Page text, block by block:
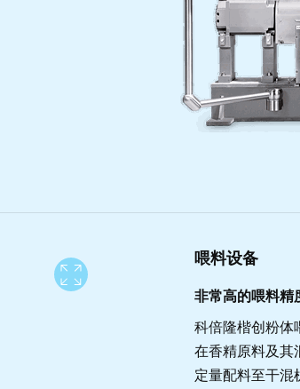
喂料设备
非常高的喂料精
科倍隆楷创粉体
在香精原料及其
定量配料至干混